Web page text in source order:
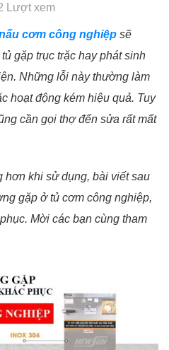
Lượt xem
cơm công nghiệp sẽ
gặp trục trặc hay phát sinh
Những lỗi này thường làm
hoạt động kém hiệu quả. Tuy
cần gọi thợ đến sửa rất mất
hơn khi sử dụng, bài viết sau
gặp ở tủ cơm công nghiệp,
Mời các bạn cùng tham